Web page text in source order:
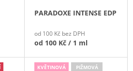
PARADOXE INTENSE EDP
od 100 Kč bez DPH
od 100 Kč / 1 ml
KVĚTINOVÁ PIŽMOVÁ